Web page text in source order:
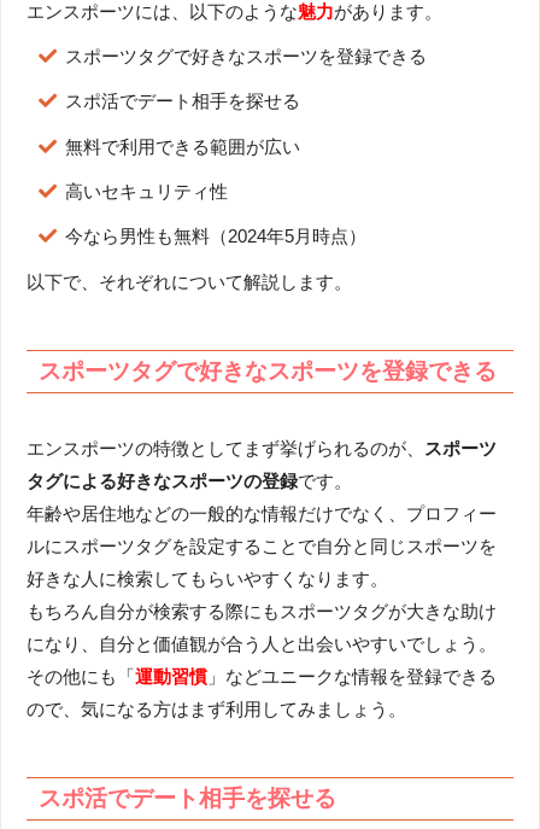
エンスポーツには、以下のような魅力があります。
スポーツタグで好きなスポーツを登録できる
スポ活でデート相手を探せる
無料で利用できる範囲が広い
高いセキュリティ性
今なら男性も無料（2024年5月時点）
以下で、それぞれについて解説します。
スポーツタグで好きなスポーツを登録できる
エンスポーツの特徴としてまず挙げられるのが、
スポーツ
タグによる好きなスポーツの登録です。
年齢や居住地などの一般的な情報だけでなく、プロフィー
ルにスポーツタグを設定することで自分と同じスポーツを
好きな人に検索してもらいやすくなります。
もちろん自分が検索する際にもスポーツタグが大きな助け
になり、自分と価値観が合う人と出会いやすいでしょう。
その他にも「運動習慣 」などユニークな情報を登録できる
ので、気になる方はまず利用してみましょう。
スポ活でデート相手を探せる